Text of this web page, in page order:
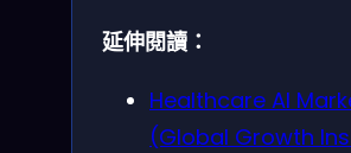
延伸閱讀：
Healthcare AI
(Global Growth